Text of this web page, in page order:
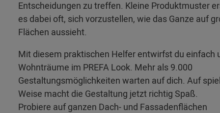
Entscheidungen zu treffen. Kleine Produktmuster
es dabei oft, sich vorzustellen, wie das Ganze auf
Flächen aussieht.
Mit diesem praktischen Helfer entwirfst du einfach
Wohnträume im PREFA Look. Mehr als 9.000
Gestaltungsmöglichkeiten warten auf dich. Auf
Weise macht die Gestaltung jetzt richtig Spaß.
Probiere auf ganzen Dach- und Fassadenflächen